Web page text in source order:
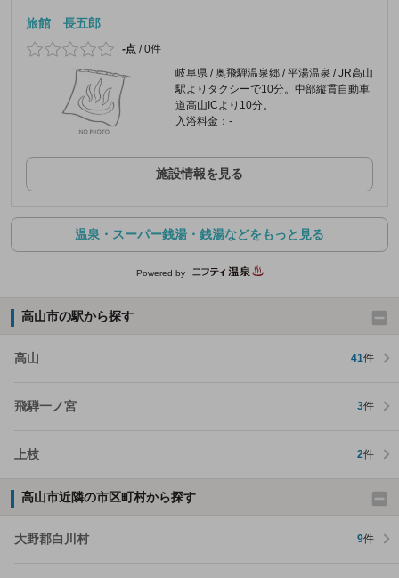
旅館 長五郎
-点 /0件
岐阜県 / 奥飛騨温泉郷 / 平湯温泉 / JR高山
駅よりタクシーで10分。中部縦貫自動車
道高山ICより10分。
入浴料金：-
施設情報を見る
温泉・スーパー銭湯・銭湯などをもっと見る
Powered by
高山市の駅から探す
高山 41件
飛騨一ノ宮 3件
上枝 2件
高山市近隣の市区町村から探す
大野郡白川村 9件